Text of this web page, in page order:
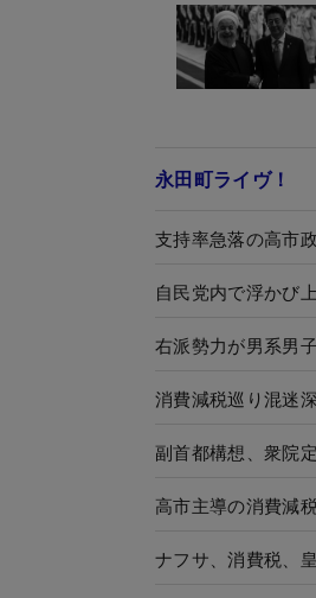
永田町ライヴ！
支持率急落の高市
自民党内で浮かび
右派勢力が男系男
消費減税巡り混迷
副首都構想、衆院
高市主導の消費減
ナフサ、消費税、